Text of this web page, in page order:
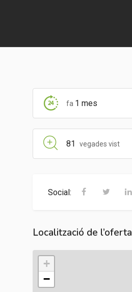
fa 1 mes
81 vegades vist
Social:
Localització de l’oferta
+
−